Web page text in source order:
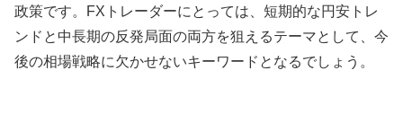
政策です。FXトレーダーにとっては、短期的な円安トレ
ンドと中長期の反発局面の両方を狙えるテーマとして、今
後の相場戦略に欠かせないキーワードとなるでしょう。